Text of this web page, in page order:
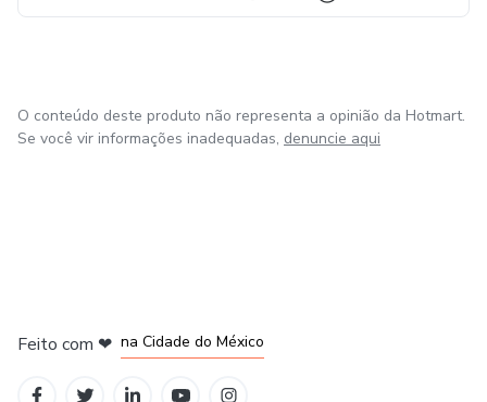
O conteúdo deste produto não representa a opinião da Hotmart.
Se você vir informações inadequadas, denuncie aqui
Feito com ❤ na Cidade do México